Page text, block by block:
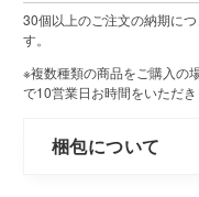
30個以上のご注文の納期に
す。
※複数種類の商品をご購入の
で10営業日お時間をいただき
梱包について